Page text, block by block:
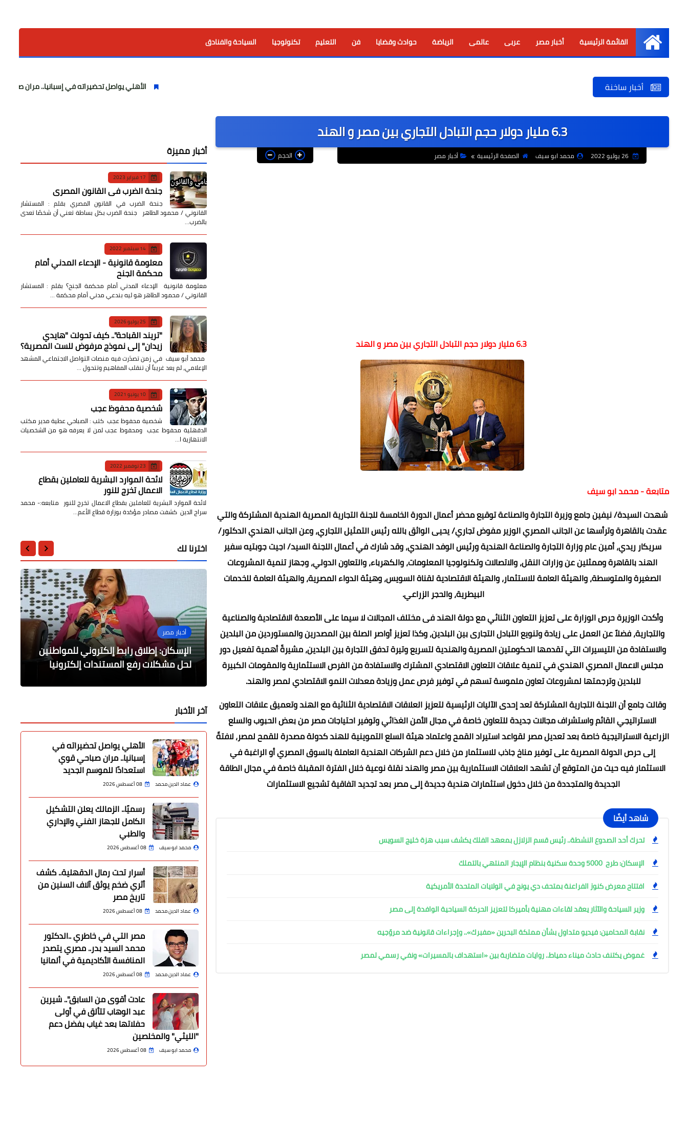
الرئيسية
القائمة الرئيسية أخبار مصر عربى عالمى الرياضة حوادث وقضايا فن التعليم تكنولوجيا السياحة والفنادق
أخبار ساخنة الأهلي يواصل تحضيراته في إسبانيا.. مران صباحي قوي
6.3 مليار دولار حجم التبادل التجاري بين مصر و الهند
26 يوليو 2022 محمد ابو سيف الصفحة الرئيسية أخبار مصر الحجم
6.3 مليار دولار حجم التبادل التجاري بين مصر و الهند
متابعة - محمد ابو سيف
شهدت السيدة/ نيفين جامع وزيرة التجارة والصناعة توقيع محضر أعمال الدورة الخامسة للجنة التجارية المصرية الهندية المشتركة والتي
عقدت بالقاهرة وترأسها عن الجانب المصري الوزير مفوض تجاري/ يحيى الواثق بالله رئيس التمثيل التجاري، وعن الجانب الهندي الدكتور/
سريكار ريدي، أمين عام وزارة التجارة والصناعة الهندية ورئيس الوفد الهندي، وقد شارك في أعمال اللجنة السيد/ اجيت جوبتيه سفير
الهند بالقاهرة وممثلين عن وزارات النقل، والاتصالات وتكنولوجيا المعلومات، والكهرباء، والتعاون الدولي، وجهاز تنمية المشروعات
الصغيرة والمتوسطة، والهيئة العامة للاستثمار، والهيئة الاقتصادية لقناة السويس، وهيئة الدواء المصرية، والهيئة العامة للخدمات
البيطرية، والحجر الزراعي.
وأكدت الوزيرة حرص الوزارة على تعزيز التعاون الثنائي مع دولة الهند فى مختلف المجالات لا سيما على الأصعدة الاقتصادية والصناعية
والتجارية، فضلاً عن العمل على زيادة وتنويع التبادل التجارى بين البلدين، وكذا تعزيز أواصر الصلة بين المصدرين والمستوردين من البلدين
والاستفادة من التيسيرات التي تقدمها الحكومتين المصرية والهندية لتسريع وتيرة تدفق التجارة بين البلدين، مشيرةً أهمية تفعيل دور
مجلس الاعمال المصري الهندي في تنمية علاقات التعاون الاقتصادي المشترك والاستفادة من الفرص الاستثمارية والمقومات الكبيرة
للبلدين وترجمتها لمشروعات تعاون ملموسة تسهم في توفير فرص عمل وزيادة معدلات النمو الاقتصادي لمصر والهند.
وقالت جامع أن اللجنة التجارية المشتركة تعد إحدى الآليات الرئيسية لتعزيز العلاقات الاقتصادية الثنائية مع الهند وتعميق علاقات التعاون
الاستراتيجي القائم واستشراف مجالات جديدة للتعاون خاصة في مجال الأمن الغذائي وتوفير احتياجات مصر من بعض الحبوب والسلع
الزراعية الاستراتيجية خاصة بعد تعديل مصر لقواعد استيراد القمح واعتماد هيئة السلع التموينية للهند كدولة مصدرة للقمح لمصر، لافتةً
إلى حرص الدولة المصرية على توفير مناخ جاذب للاستثمار من خلال دعم الشركات الهندية العاملة بالسوق المصري أو الراغبة في
الاستثمار فيه حيث من المتوقع أن تشهد العلاقات الاستثمارية بين مصر والهند نقلة نوعية خلال الفترة المقبلة خاصة في مجال الطاقة
الجديدة والمتجددة من خلال دخول استثمارات هندية جديدة إلى مصر بعد تجديد اتفاقية تشجيع الاستثمارات
شاهد أيضًا
تحرك أحد الصدوع النشطة.. رئيس قسم الزلازل بمعهد الفلك يكشف سبب هزة خليج السويس
الإسكان: طرح 5000 وحدة سكنية بنظام الإيجار المنتهي بالتملك
افتتاح معرض كنوز الفراعنة بمتحف دي يونج في الولايات المتحدة الأمريكية
وزير السياحة والآثار يعقد لقاءات مهنية بأميركا لتعزيز الحركة السياحية الوافدة إلى مصر
نقابة المحامين: فيديو متداول بشأن مملكة البحرين «مفبرك».. وإجراءات قانونية ضد مروّجيه
غموض يكتنف حادث ميناء دمياط.. روايات متضاربة بين «استهداف بالمسيرات» ونفي رسمي لمصر
أخبار مميزة
17 فبراير 2023
جنحة الضرب في القانون المصري
جنحة الضرب في القانون المصري بقلم : المستشار
القانوني / محمود الطاهر جنحة الضرب بكل بساطة تعني أن شخصًا تعدى
بالضرب…
14 سبتمبر 2022
معلومة قانونية - الإدعاء المدني أمام
محكمة الجنح
معلومة قانونية الإدعاء المدني أمام محكمة الجنح؟ بقلم : المستشار
القانوني / محمود الطاهر هو ليه بندعي مدني أمام محكمة …
25 يوليو 2026
​"تريند القباحة".. كيف تحولت "هايدي
زيدان" إلى نموذج مرفوض للست المصرية؟
​ محمد أبو سيف ​في زمن تصدّرت فيه منصات التواصل الاجتماعي المشهد
الإعلامي، لم يعد غريباً أن تنقلب المفاهيم وتتحول …
10 يونيو 2021
شخصية محفوظ عجب
شخصية محفوظ عجب كتب : الصباحي عطية مدير مكتب
الدقهلية محفوظ عجب ومحفوظ عجب لمن لا يعرفه هو من الشخصيات
الانتهازية ا…
23 نوفمبر 2022
لائحة الموارد البشرية للعاملين بقطاع
الاعمال تخرج للنور
لائحة الموارد البشرية للعاملين بقطاع الاعمال تخرج للنور متابعه:- محمد
سراج الدين كشفت مصادر مؤكدة بوزارة قطاع الأعم…
اخترنا لك
محمد ابو سيف
أخبار مصر
الإسكان: إطلاق رابط إلكتروني للمواطنين
لحل مشكلات رفع المستندات إلكترونيا
عماد الدين محمد
عربى
قافلة مساعدات إنسانية "أهالينا في غزة"
تنطلق من مصر لدعم أطفال غزة
طاهر فتحي
أخبار مصر
وزارة التخطيط: تدشين أكبر محطة طاقة
رياح في أفريقيا
طاهر فتحي
حوادث وقضايا
الداخلية: ضبط ٤٤٨قطعة أثرية قبل بيعها
بالإسكندرية
عادل سليم
أخبار مصر
نقيب المحامين : نحارب الفساد ولن نسمح
بعودته
آخر الأخبار
الأهلي يواصل تحضيراته في
إسبانيا.. مران صباحي قوي
استعدادًا للموسم الجديد
عماد الدين محمد 08 أغسطس 2026
رسميًا.. الزمالك يعلن التشكيل
الكامل للجهاز الفني والإداري
والطبي
محمد ابو سيف 08 أغسطس 2026
أسرار تحت رمال الدقهلية.. كشف
أثري ضخم يوثق آلاف السنين من
تاريخ مصر
عماد الدين محمد 08 أغسطس 2026
مصر التي في خاطري ..الدكتور
محمد السيد بدر.. مصري يتصدر
المنافسة الأكاديمية في ألمانيا
عماد الدين محمد 08 أغسطس 2026
عادت أقوى من السابق".. شيرين
عبد الوهاب تتألق في أولى
حفلاتها بعد غياب بفضل دعم
"الليثي" والمخلصين
محمد ابو سيف 08 أغسطس 2026